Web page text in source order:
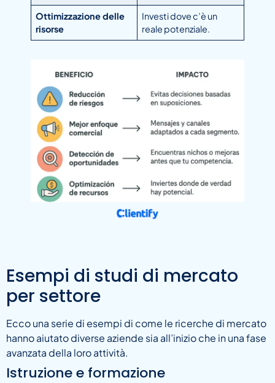
Ottimizzazione delle
risorse
Investi dove c’è un
reale potenziale.
Esempi di studi di mercato
per settore
Ecco una serie di esempi di come le ricerche di mercato
hanno aiutato diverse aziende sia all’inizio che in una fase
avanzata della loro attività.
Istruzione e formazione